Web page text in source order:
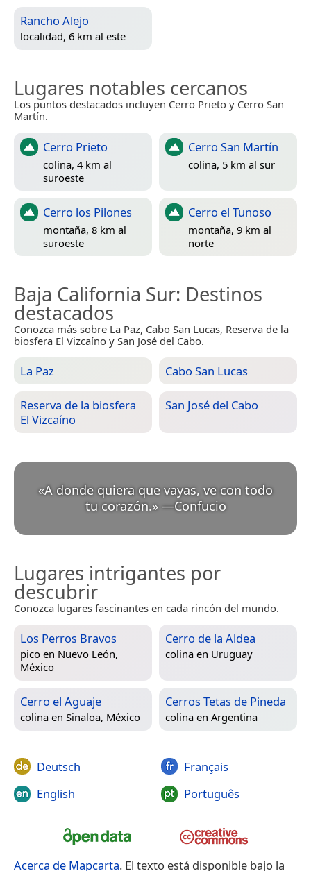
Rancho Alejo
localidad, 6 km al este
Lugares notables cercanos
Los puntos destacados incluyen Cerro Prieto y Cerro San
Martín.
Cerro Prieto
colina, 4 km al
suroeste
Cerro San Martín
colina, 5 km al sur
Cerro los Pilones
montaña, 8 km al
suroeste
Cerro el Tunoso
montaña, 9 km al
norte
Baja California Sur: Destinos
destacados
Conozca más sobre La Paz, Cabo San Lucas, Reserva de la
biosfera El Vizcaíno y San José del Cabo.
La Paz Cabo San Lucas
Reserva de la biosfera
El Vizcaíno
San José del Cabo
«A donde quiera que vayas, ve con todo
tu corazón.» —Confucio
Lugares intrigantes por
descubrir
Conozca lugares fascinantes en cada rincón del mundo.
Los Perros Bravos
pico en Nuevo León,
México
Cerro de la Aldea
colina en Uruguay
Cerro el Aguaje
colina en Sinaloa, México
Cerros Tetas de Pineda
colina en Argentina
Deutsch
English
Français
Português
Acerca de Mapcarta. El texto está disponible bajo la